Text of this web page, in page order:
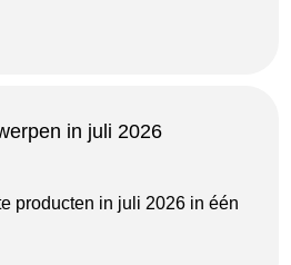
in juli 2026
producten in juli 2026 in één